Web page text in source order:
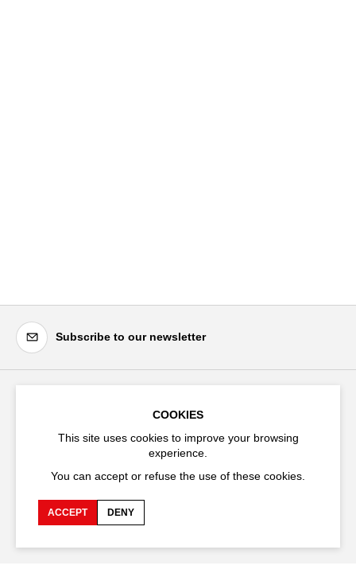
Subscribe to our newsletter
Cloître Saint-Louis,
+33 (0)4 90 27 66 50
COOKIES
This site uses cookies to improve your browsing
experience.
You can accept or refuse the use of these cookies.
ACCEPT DENY